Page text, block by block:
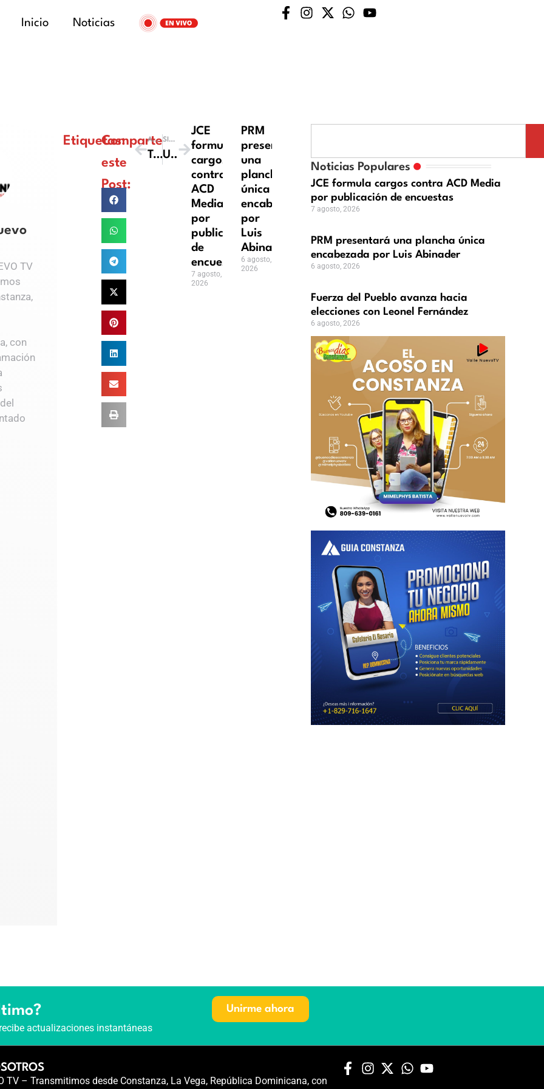
Inicio Noticias
TV
con
Etiquetas:Comparte
este
Post:
ANTERIOR
Tiempo Extra – 13 Mayo
SIGUIENTE
Unikmente 4 – 17 de Julio
JCE
formula
cargos
contra
ACD
Media
por
publicación
de
encuestas
7 agosto,
2026
PRM
presentará
una
plancha
única
encabezada
por
Luis
Abinader
6 agosto,
2026
Noticias Populares
JCE formula cargos contra ACD Media
por publicación de encuestas
7 agosto, 2026
PRM presentará una plancha única
encabezada por Luis Abinader
6 agosto, 2026
Fuerza del Pueblo avanza hacia
elecciones con Leonel Fernández
6 agosto, 2026
actualizaciones instantáneas
Unirme ahora
TV – Transmitimos desde Constanza, La Vega, República Dominicana, con